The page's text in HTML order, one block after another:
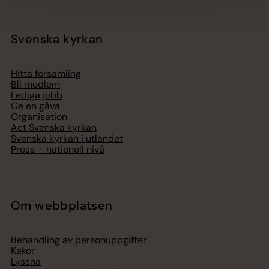
Svenska kyrkan
Hitta församling
Bli medlem
Lediga jobb
Ge en gåva
Organisation
Act Svenska kyrkan
Svenska kyrkan i utlandet
Press – nationell nivå
Om webbplatsen
Behandling av personuppgifter
Kakor
Lyssna